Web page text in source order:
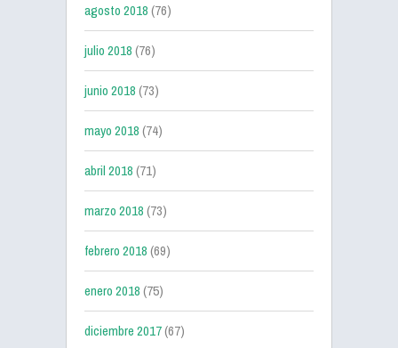
agosto 2018(76)
julio 2018(76)
junio 2018(73)
mayo 2018(74)
abril 2018(71)
marzo 2018(73)
febrero 2018(69)
enero 2018(75)
diciembre 2017(67)